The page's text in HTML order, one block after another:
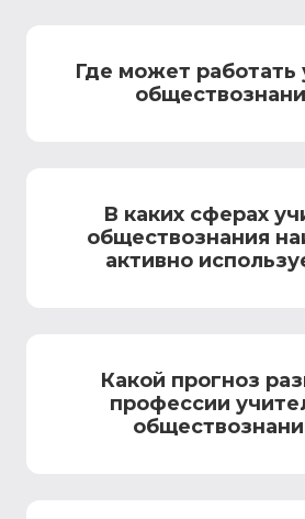
Где может работать
В каких сферах
обществознания
активно
Какой прогноз
профессии